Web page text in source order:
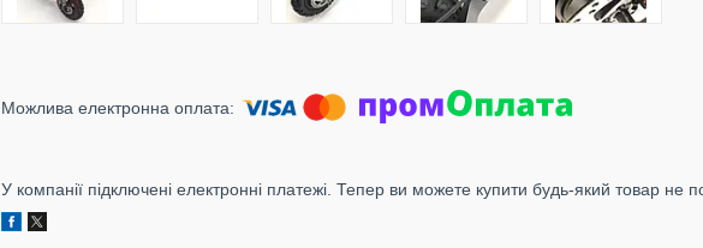
У компанії підключені електронні платежі. Тепер ви можете купити будь-який товар не